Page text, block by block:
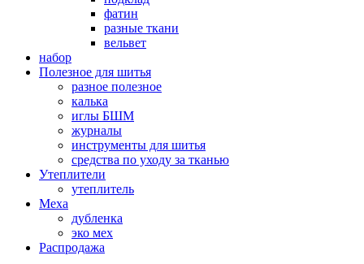
фатин
разные ткани
вельвет
набор
Полезное для шитья
разное полезное
калька
иглы БШМ
журналы
инструменты для шитья
средства по уходу за тканью
Утеплители
утеплитель
Меха
дубленка
эко мех
Распродажа